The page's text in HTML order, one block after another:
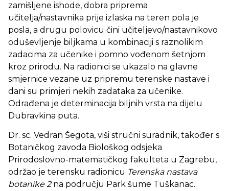
zamišljene ishode, dobra priprema
učitelja/nastavnika prije izlaska na teren pola je
posla, a drugu polovicu čini učiteljevo/nastavnikovo
oduševljenje biljkama u kombinaciji s raznolikim
zadacima za učenike i pomno vođenom šetnjom
kroz prirodu. Na radionici se ukazalo na glavne
smjernice vezane uz pripremu terenske nastave i
dani su primjeri nekih zadataka za učenike.
Odrađena je determinacija biljnih vrsta na dijelu
Dubravkina puta.
Dr. sc. Vedran Šegota, viši stručni suradnik, također s
Botaničkog zavoda Biološkog odsjeka
Prirodoslovno-matematičkog fakulteta u Zagrebu,
održao je terensku radionicu Terenska nastava
botanike 2na području Park šume Tuškanac.